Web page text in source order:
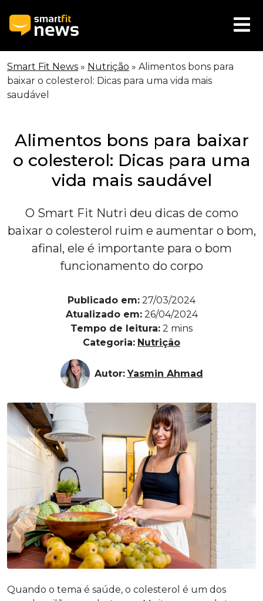
Smart Fit News » Nutrição » Alimentos bons para
baixar o colesterol: Dicas para uma vida mais
saudável
Alimentos bons para baixar
o colesterol: Dicas para uma
vida mais saudável
O Smart Fit Nutri deu dicas de como
baixar o colesterol ruim e aumentar o bom,
afinal, ele é importante para o bom
funcionamento do corpo
Publicado em: 27/03/2024
Atualizado em: 26/04/2024
Tempo de leitura: 2 mins
Categoria: Nutrição
Autor: Yasmin Ahmad
Quando o tema é saúde, o colesterol é um dos